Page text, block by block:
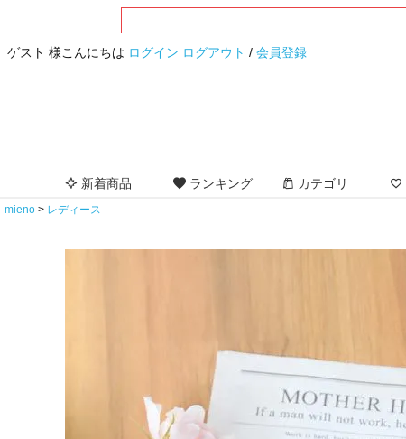
ゲスト 様こんにちは ログイン ログアウト / 会員登録
新着商品 ランキング カテゴリ
mieno レディース